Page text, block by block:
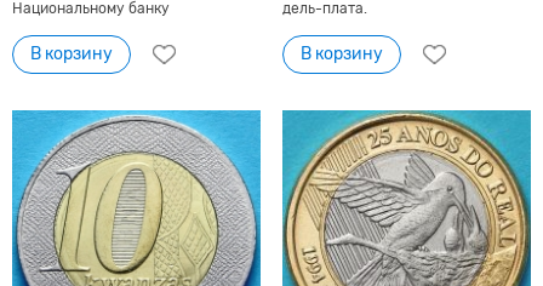
Национальному банку
В корзину
дель-плата.
В корзину